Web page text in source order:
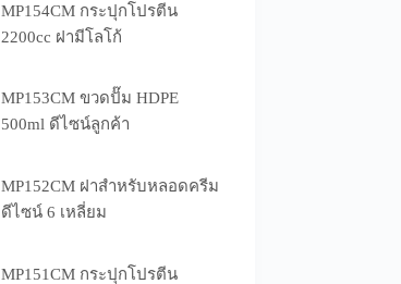
MP154CM กระปุกโปรตีน
2200cc ฝามีโลโก้
MP153CM ขวดปั๊ม HDPE
500ml ดีไซน์ลูกค้า
MP152CM ฝาสำหรับหลอดครีม
ดีไซน์ 6 เหลี่ยม
MP151CM กระปุกโปรตีน